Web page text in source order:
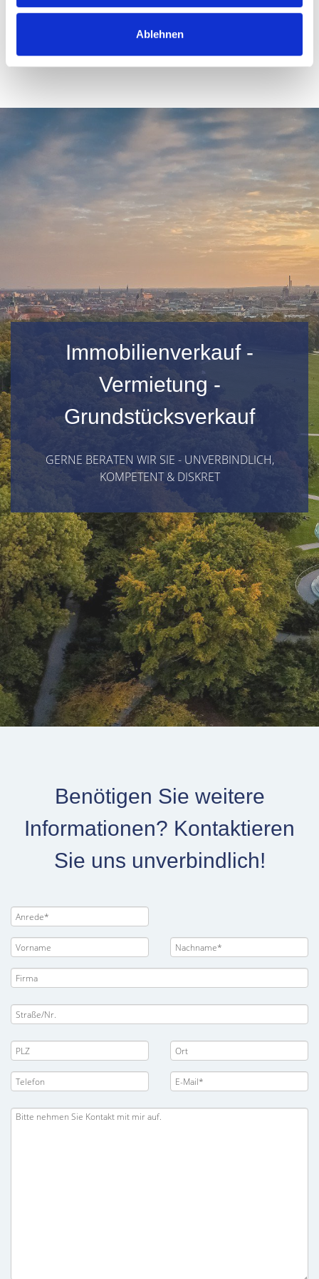
Ablehnen
Zum Call-Back-Service
Immobilienverkauf -
Vermietung -
Grundstücksverkauf
GERNE BERATEN WIR SIE - UNVERBINDLICH,
KOMPETENT & DISKRET
Benötigen Sie weitere
Informationen? Kontaktieren
Sie uns unverbindlich!